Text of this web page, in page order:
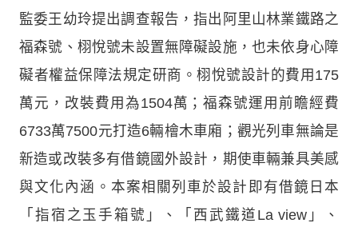
監委王幼玲提出調查報告，指出阿里山林業鐵路之
福森號、栩悅號未設置無障礙設施，也未依身心障
礙者權益保障法規定研商。栩悅號設計的費用175
萬元，改裝費用為1504萬；福森號運用前瞻經費
6733萬7500元打造6輛檜木車廂；觀光列車無論是
新造或改裝多有借鏡國外設計，期使車輛兼具美感
與文化內涵。本案相關列車於設計即有借鏡日本
「指宿之玉手箱號」、「西武鐵道La view」、